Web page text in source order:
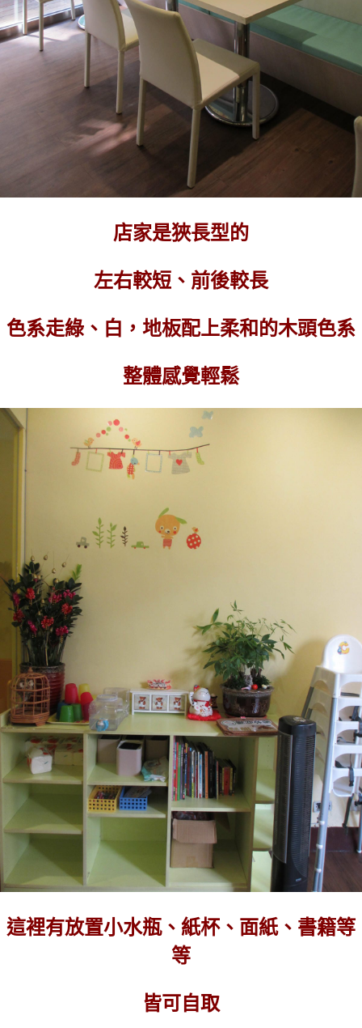
店家是狹長型的
左右較短、前後較長
色系走綠、白，地板配上柔和的木頭色系
整體感覺輕鬆
這裡有放置小水瓶、紙杯、面紙、書籍等
等
皆可自取